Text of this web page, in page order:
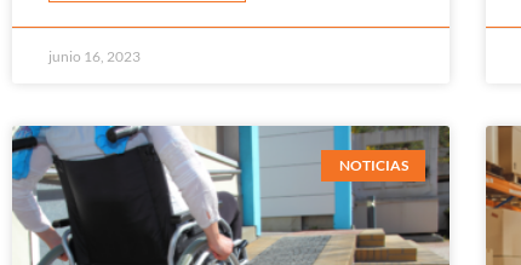
junio 16, 2023
NOTICIAS